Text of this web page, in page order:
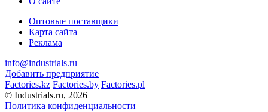
Оптовые поставщики
Карта сайта
Реклама
info@industrials.ru
Добавить предприятие
Factories.kz Factories.by Factories.pl
© Industrials.ru, 2026
Политика конфиденциальности